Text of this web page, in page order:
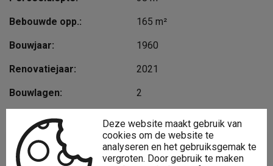
Bebouwde opp.: 165 m²
Bouwjaar: 1960
Renovatiejaar: 2021
Bouwlagen: 2
Interesse?
Deze website maakt gebruik van
cookies om de website te
analyseren en het gebruiksgemak te
vergroten. Door gebruik te maken